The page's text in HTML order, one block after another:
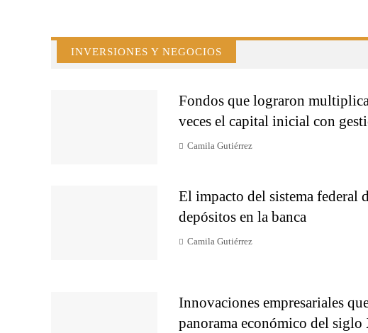
INVERSIONES Y NEGOCIOS
Fondos que lograron
veces el capital inicial con
Camila Gutiérrez
El impacto del sistema federal
depósitos en la banca
Camila Gutiérrez
Innovaciones empresariales
panorama económico del siglo